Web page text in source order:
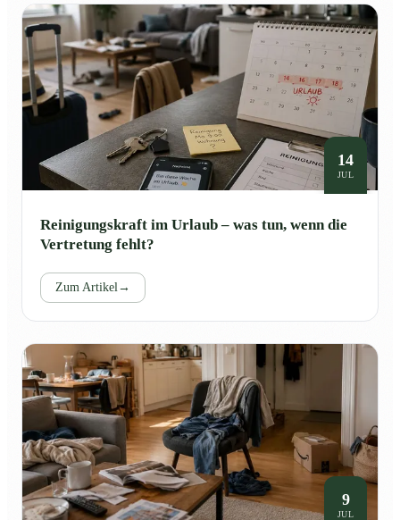
14
JUL
Reinigungskraft im Urlaub – was tun, wenn die
Vertretung fehlt?
Zum Artikel→
9
JUL